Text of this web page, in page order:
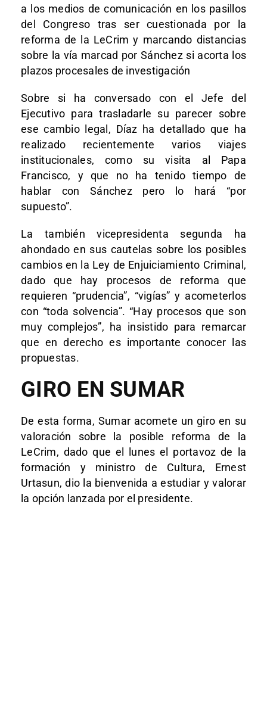
a los medios de comunicación en los pasillos
del Congreso tras ser cuestionada por la
reforma de la LeCrim y marcando distancias
sobre la vía marcad por Sánchez si acorta los
plazos procesales de investigación
Sobre si ha conversado con el Jefe del
Ejecutivo para trasladarle su parecer sobre
ese cambio legal, Díaz ha detallado que ha
realizado recientemente varios viajes
institucionales, como su visita al Papa
Francisco, y que no ha tenido tiempo de
hablar con Sánchez pero lo hará “por
supuesto”.
La también vicepresidenta segunda ha
ahondado en sus cautelas sobre los posibles
cambios en la Ley de Enjuiciamiento Criminal,
dado que hay procesos de reforma que
requieren “prudencia”, “vigías” y acometerlos
con “toda solvencia”. “Hay procesos que son
muy complejos”, ha insistido para remarcar
que en derecho es importante conocer las
propuestas.
GIRO EN SUMAR
De esta forma, Sumar acomete un giro en su
valoración sobre la posible reforma de la
LeCrim, dado que el lunes el portavoz de la
formación y ministro de Cultura, Ernest
Urtasun, dio la bienvenida a estudiar y valorar
la opción lanzada por el presidente.